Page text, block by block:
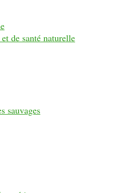
de santé naturelle
sauvages